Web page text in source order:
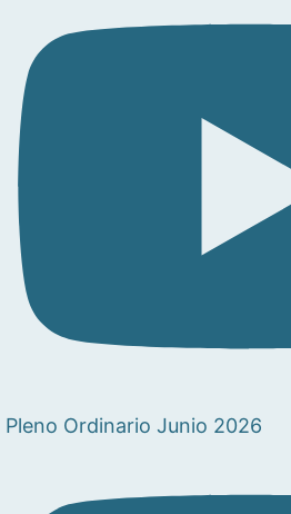
Pleno Ordinario Junio 2026